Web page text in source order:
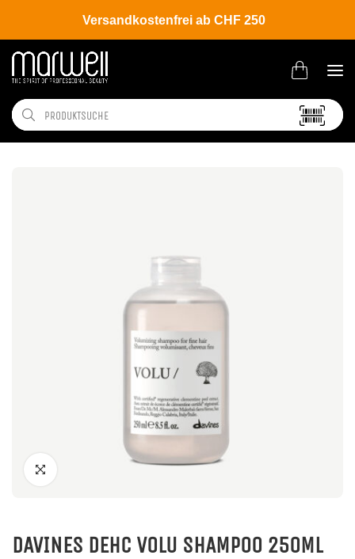
Versandkostenfrei ab CHF 250
Shop Brands Davines New Essential Haircare
DAVINES DEHC VOLU SHAMPOO 250ML